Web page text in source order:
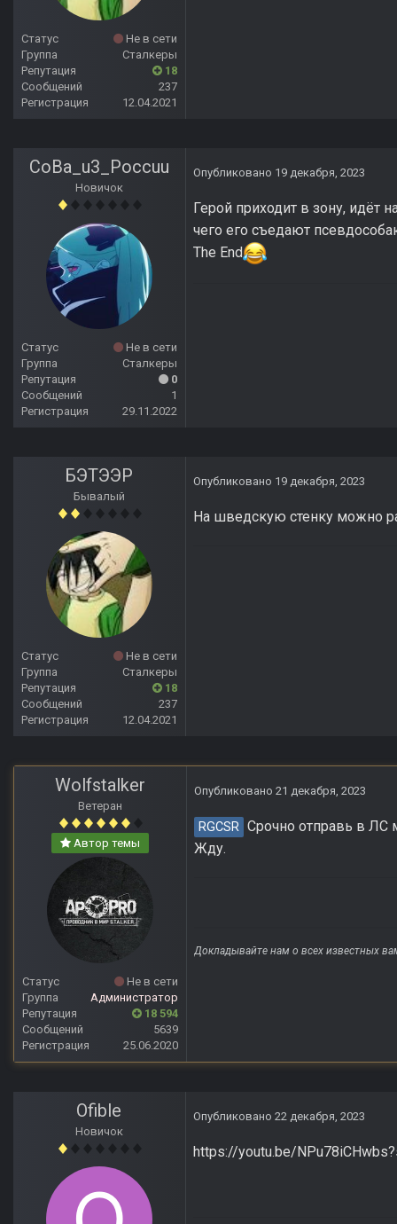
Статус
Не в сети
Группа
Сталкеры
Репутация
18
Сообщений
237
Регистрация
12.04.2021
CoBa_u3_Poccuu
Новичок
Статус
Не в сети
Группа
Сталкеры
Репутация
0
Сообщений
1
Регистрация
29.11.2022
Опубликовано 19 декабря, 2023
Герой приходит в зону, идёт
чего его съедают
The End
БЭТЭЭР
Бывалый
Статус
Не в сети
Группа
Сталкеры
Репутация
18
Сообщений
237
Регистрация
12.04.2021
Опубликовано 19 декабря, 2023
На шведскую стенку можно
Wolfstalker
Ветеран
Автор темы
Статус
Не в сети
Группа
Администратор
Репутация
18 594
Сообщений
5639
Регистрация
25.06.2020
Опубликовано 21 декабря, 2023
RGCSR Срочно отправь в ЛС
Жду.
Докладывайте нам о всех известных
Ofible
Новичок
Опубликовано 22 декабря, 2023
https://youtu.be/